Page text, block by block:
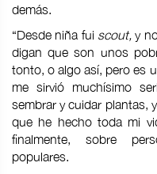
demás.
“Desde niña fui scout,y
digan que son unos
tonto, o algo así, pero es
me sirvió muchísimo
sembrar y cuidar plantas,
que he hecho toda mi
finalmente, sobre
populares.